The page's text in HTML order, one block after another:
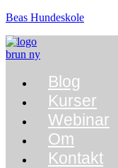
Beas Hundeskole
Blog
Kurser
Webinar
Om
Kontakt